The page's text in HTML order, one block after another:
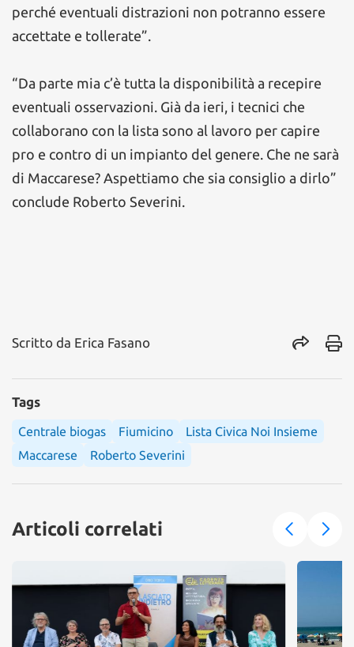
perché eventuali distrazioni non potranno essere
accettate e tollerate”.
“Da parte mia c’è tutta la disponibilità a recepire
eventuali osservazioni. Già da ieri, i tecnici che
collaborano con la lista sono al lavoro per capire
pro e contro di un impianto del genere. Che ne sarà
di Maccarese? Aspettiamo che sia consiglio a dirlo”
conclude Roberto Severini.
Scritto da Erica Fasano
Tags
Centrale biogas Fiumicino
Lista Civica Noi Insieme
Maccarese
Roberto Severini
Articoli correlati